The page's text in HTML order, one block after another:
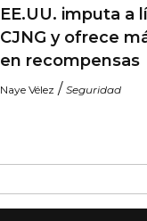
EE.UU. imputa a
CJNG y ofrece
en recompensas
Naye Vélez / Seguridad